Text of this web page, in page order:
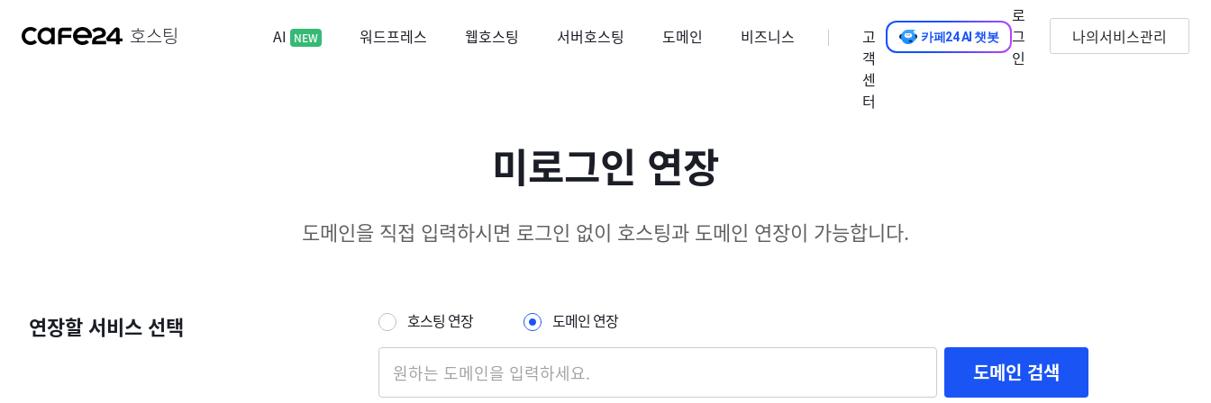
호스팅
로
그
인
나의서비스관리
AI NEW 워드프레스 웹호스팅 서버호스팅 도메인 비즈니스
고
객
센
터
카페24 AI 챗봇
미로그인 연장
도메인을 직접 입력하시면 로그인 없이 호스팅과 도메인 연장이 가능합니다.
연장할 서비스 선택 호스팅 연장 도메인 연장
도메인 검색